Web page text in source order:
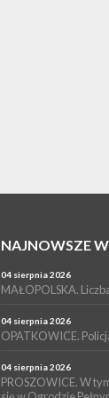
NAJNOWSZE
04 sierpnia 2026
MAŁOPOLSKA.
04 sierpnia 2026
OPATKOWICE.
04 sierpnia 2026
PROSZOWICE. W